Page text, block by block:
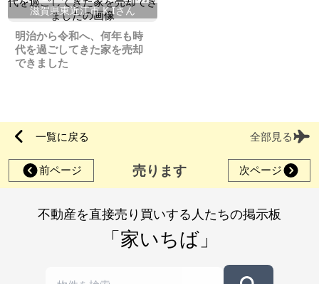
滋賀県東近江市 K.Iさん
明治から令和へ、何年も時
代を過ごしてきた家を売却
できました
一覧に戻る 全部見る
前ページ 売ります 次ページ
不動産を直接売り買いする人たちの掲示板
「家いちば」